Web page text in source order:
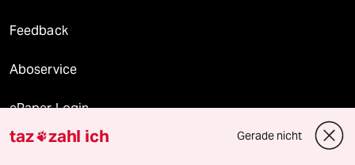
Feedback
Aboservice
ePaper Login
Downloads für Abonnierende
taz zahl ich Gerade nicht